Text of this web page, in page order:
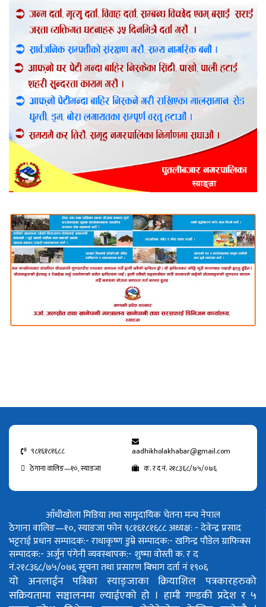
९८१६१८१६८८
aadhikholakhabar@gmail.com
ठेगाना वालिङ—१०, स्याङजा
क. र द नं. २१८३६८/७५/०७६
आँधीखोला मिडिया तथा सामुदायिक चेतना मन्च नेपाल
ठेगाना वालिङ—१०, स्याङजा फोन ९८१६१८१६८८अध्यक्ष: - देवेन्द्र प्रसाद
भट्टराईप्रधान सम्पादक:- राधाकृष्ण डुम्रेसम्पादक:- खगिन्द्र पौडेलग्राफिक्स
सम्पादक:- अर्जुन पंगेनीव्यवस्थापक:- शुष्मा वोस्तीक. र द
नं.२१८३६८/७५/०७६सूचना तथा प्रसारण बिभाग दर्ता नं १९०६
यो अनलाईन पत्रिका स्याङ्जाका क्रियाशिल पत्रकारहरुको
सक्रियतामा सञ्चालनमा ल्याईएको हो । हामी गण्डकी प्रदेश र ५